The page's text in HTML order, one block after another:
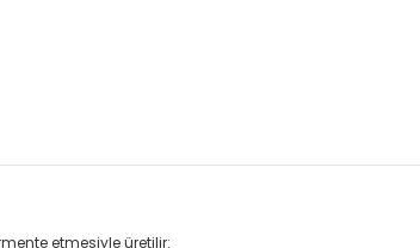
etmesiyle üretilir: